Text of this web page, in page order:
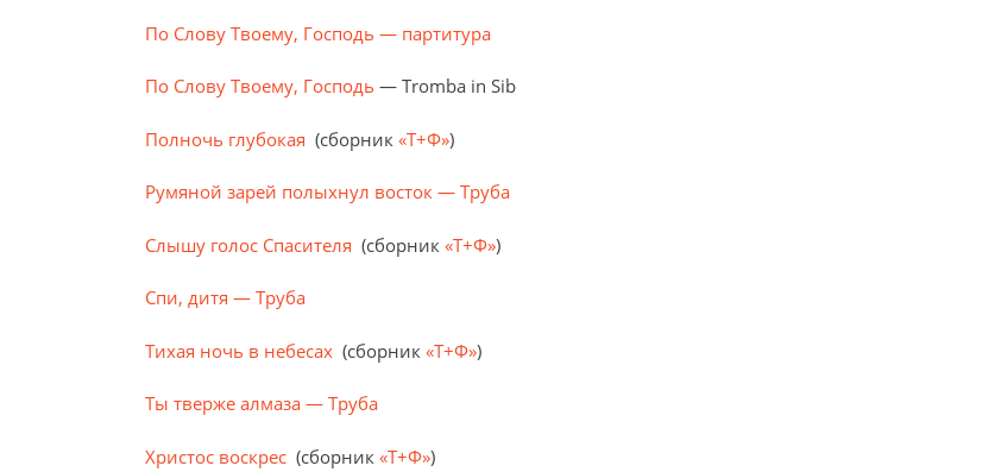
По Слову Твоему, Господь — партитура
По Слову Твоему, Господь — Tromba in Sib
Полночь глубокая (сборник «Т+Ф»)
Румяной зарей полыхнул восток — Труба
Слышу голос Спасителя (сборник «Т+Ф»)
Спи, дитя — Труба
Тихая ночь в небесах (сборник «Т+Ф»)
Ты тверже алмаза — Труба
Христос воскрес (сборник «Т+Ф»)